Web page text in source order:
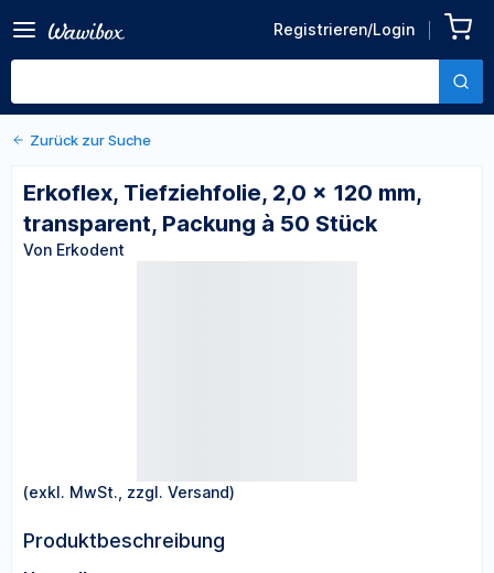
Registrieren/Login
120 mm, transparent,
Packung à 50 Stück
Von Erkodent
Zurück zu den Produktdetails
Zurück zur Suche
Erkoflex, Tiefziehfolie, 2,0 x 120 mm,
transparent, Packung à 50 Stück
Von Erkodent
(exkl. MwSt., zzgl. Versand)
Produktbeschreibung